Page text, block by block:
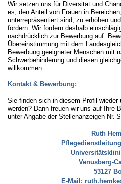
Wir setzen uns für Diversität und
es, den Anteil von Frauen in
unterrepräsentiert sind, zu erhöhen
fördern. Wir fordern deshalb
nachdrücklich zur Bewerbung auf.
Übereinstimmung mit dem
Bewerbung geeig­ne­ter Menschen mit
Schwerbehinderung und diesen
willkommen.
Kontakt & Bewerbung:
Sie finden sich in diesem Profil wieder
werden? Dann freuen wir uns auf Ihre
unter Angabe der Stellenanzeigen-Nr.
Ruth
Venusberg-
53127
E-Mail: